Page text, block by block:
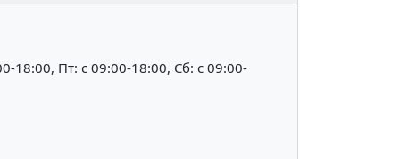
18:00, Пт: c 09:00-18:00, Сб: c 09:00-